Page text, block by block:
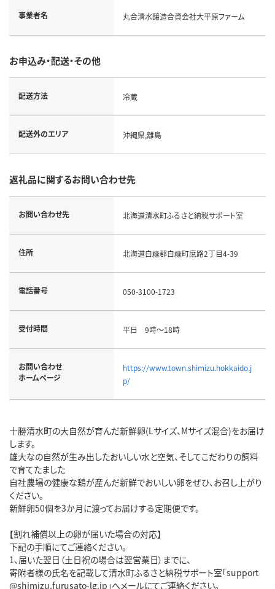
事業者名 丸合清水醸造合資会社大平原ファーム
お申込み・配送・その他
配送方法 冷蔵
配送外のエリア 沖縄県,離島
返礼品に関するお問い合わせ先
お問い合わせ先 北海道清水町ふるさと納税サポート室
住所 北海道白糠郡白糠町庶路2丁目4-39
電話番号 050-3100-1723
受付時間 平日 9時～18時
お問い合わせ
ホームページ
https://www.town.shimizu.hokkaido.j
p/
十勝清水町の大自然が育んだ新鮮卵(Lサイズ、Mサイズ混合)をお届け
します。
雄大なの自然が生み出したおいしい水と空気、そしてこだわりの飼料
で育てたました
自社農場の健康な鶏が産んだ新鮮でおいしい卵をぜひ、お召し上がり
ください。
新鮮卵50個を3か月に渡ってお届けする定期便です。
【割れ補償以上の卵が届いた場合の対応】
下記の手順にてご連絡ください。
1、届いた翌日（土日祝の場合は翌営業日）までに、
寄附者様の氏名を記載して清水町ふるさと納税サポート室「support
@shimizu.furusato-lg.jp」へメールにてご連絡ください。